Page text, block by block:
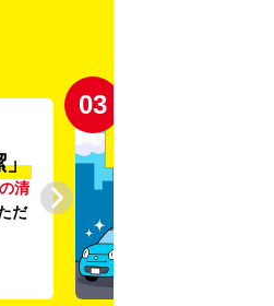
03